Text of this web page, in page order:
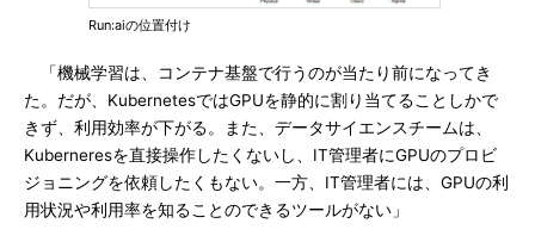
Run:aiの位置付け
「機械学習は、コンテナ基盤で行うのが当たり前になってき
た。だが、KubernetesではGPUを静的に割り当てることしかで
きず、利用効率が下がる。また、データサイエンスチームは、
Kuberneresを直接操作したくないし、IT管理者にGPUのプロビ
ジョニングを依頼したくもない。一方、IT管理者には、GPUの利
用状況や利用率を知ることのできるツールがない」